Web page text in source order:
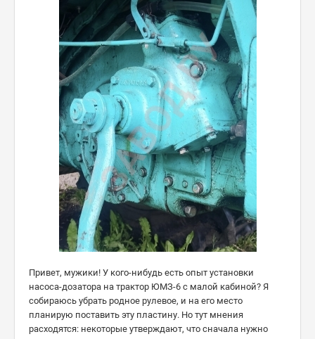
Привет, мужики! У кого-нибудь есть опыт установки
насоса-дозатора на трактор ЮМЗ-6 с малой кабиной? Я
собираюсь убрать родное рулевое, и на его место
планирую поставить эту пластину. Но тут мнения
расходятся: некоторые утверждают, что сначала нужно